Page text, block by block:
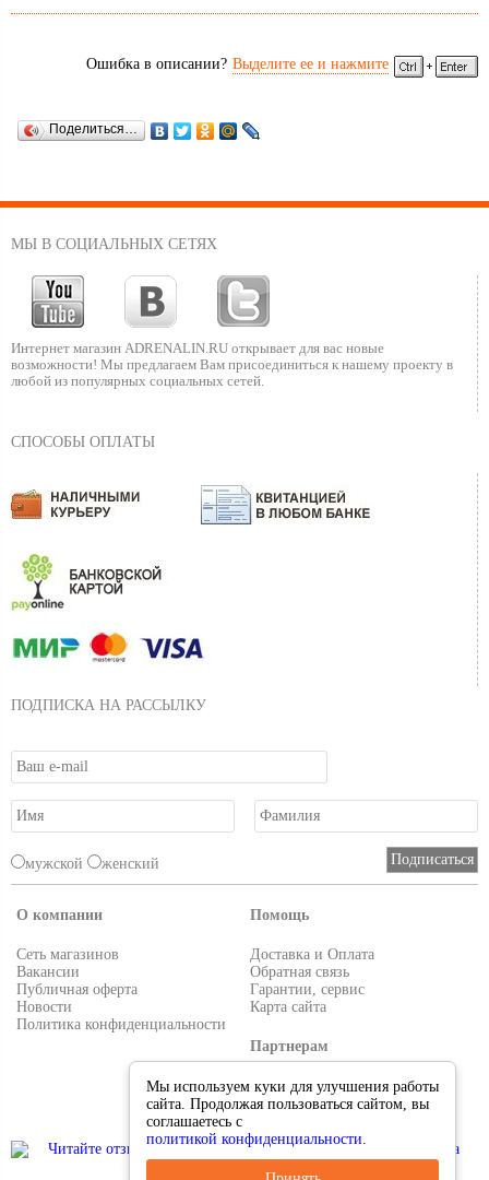
Ошибка в описании? Выделите ее и нажмите
Поделиться…
МЫ В СОЦИАЛЬНЫХ СЕТЯХ
Интернет магазин ADRENALIN.RU открывает для вас новые
возможности! Мы предлагаем Вам присоединиться к нашему проекту в
любой из популярных социальных сетей.
СПОСОБЫ ОПЛАТЫ
ПОДПИСКА НА РАССЫЛКУ
мужской женский
О компании
Сеть магазинов
Вакансии
Публичная оферта
Новости
Политика конфиденциальности
Помощь
Доставка и Оплата
Обратная связь
Гарантии, сервис
Карта сайта
Партнерам
Условия работы
Реквизиты
Мы используем куки для улучшения работы
сайта. Продолжая пользоваться сайтом, вы
соглашаетесь с
политикой конфиденциальности.